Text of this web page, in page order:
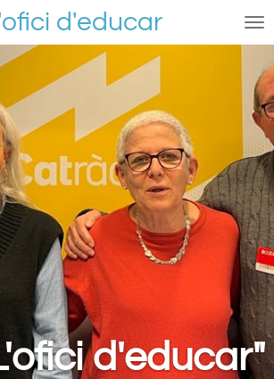
d'educar
d'educar"